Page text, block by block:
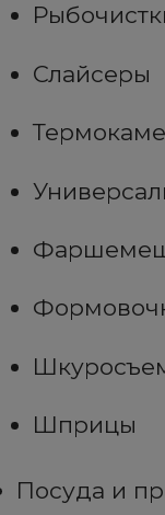
Слайсеры
Шприцы
Посуда и